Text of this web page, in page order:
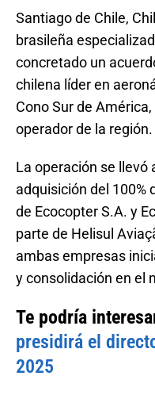
Santiago de Chile,
brasileña
concretado un
chilena líder en
Cono Sur de
operador de la región.
La operación se llevó
adquisición del 100%
de Ecocopter S.A. y
parte de Helisul
ambas empresas
y consolidación en el
Te podría
presidirá el
2025